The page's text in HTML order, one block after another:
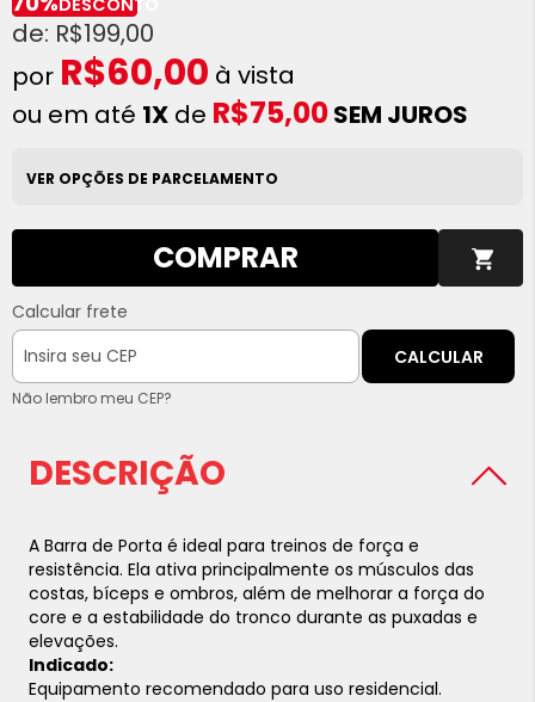
R$199,00
DESCONTO
R$60,00 à vista
ou em até 1X de R$75,00SEM JUROS
VER OPÇÕES DE PARCELAMENTO
COMPRAR
Calcular frete
CALCULAR
Não lembro meu CEP?
imagens
DESCRIÇÃO
A Barra de Porta é ideal para treinos de força e
resistência. Ela ativa principalmente os músculos das
costas, bíceps e ombros, além de melhorar a força do
core e a estabilidade do tronco durante as puxadas e
elevações.
Indicado:
Equipamento recomendado para uso residencial.